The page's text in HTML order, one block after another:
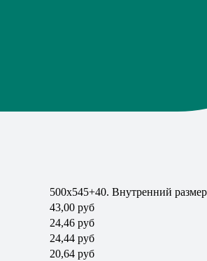
500х545+40. Внутренний
43,00 руб
24,46 руб
24,44 руб
20,64 руб